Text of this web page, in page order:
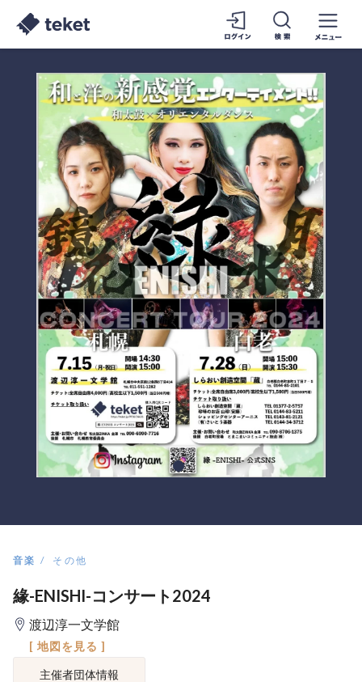
音楽 その他
緣-ENISHI-コンサート2024
渡辺淳一文学館
[ 地図を見る ]
主催者団体情報